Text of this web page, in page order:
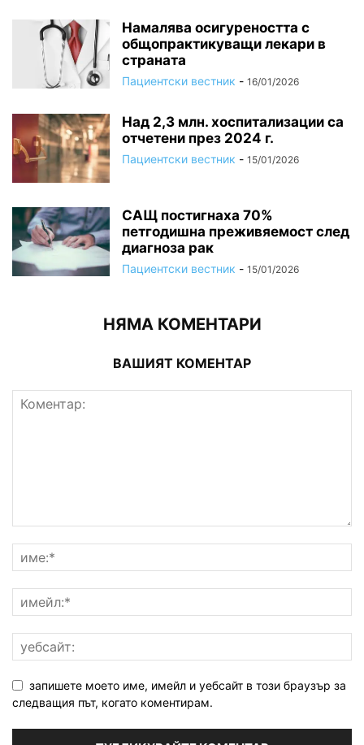
Намалява осигуреността с
общопрактикуващи лекари в
страната
Пациентски вестник - 16/01/2026
Над 2,3 млн. хоспитализации са
отчетени през 2024 г.
Пациентски вестник - 15/01/2026
САЩ постигнаха 70%
петгодишна преживяемост след
диагноза рак
Пациентски вестник - 15/01/2026
НЯМА КОМЕНТАРИ
ВАШИЯТ КОМЕНТАР
запишете моето име, имейл и уебсайт в този браузър за
следващия път, когато коментирам.